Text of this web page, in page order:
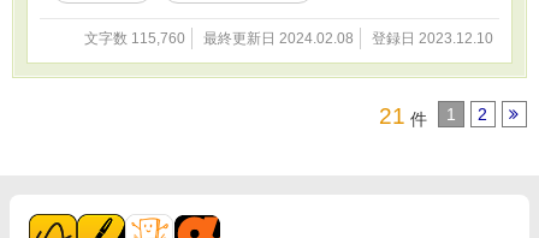
文字数 115,760 最終更新日 2024.02.08 登録日 2023.12.10
21 件 1 2